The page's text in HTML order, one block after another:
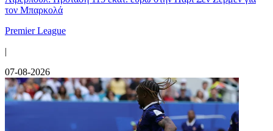
τον Μπαρκολά
Premier League
|
07-08-2026